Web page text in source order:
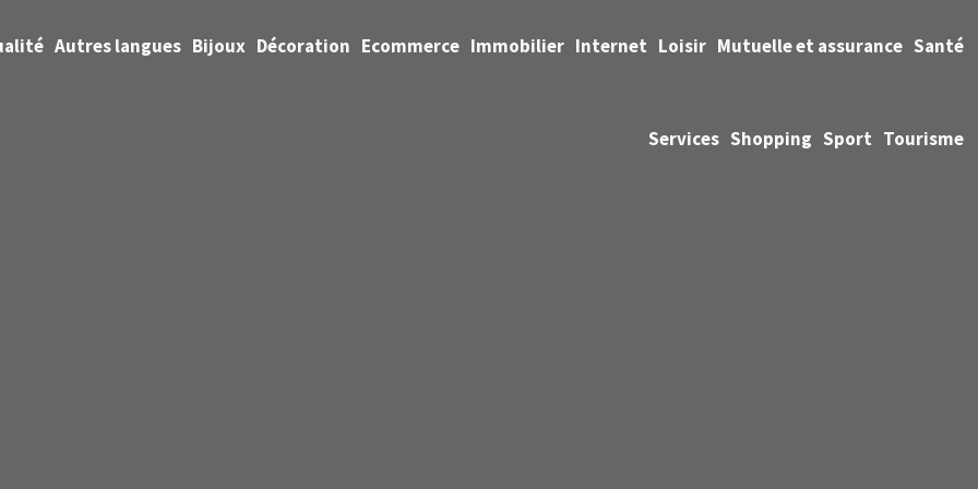
Autres langues Bijoux Décoration Ecommerce Immobilier Internet Loisir Mutuelle et assurance Santé
Services Shopping Sport Tourisme